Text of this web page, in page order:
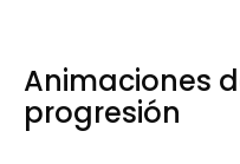
Animaciones
progresión